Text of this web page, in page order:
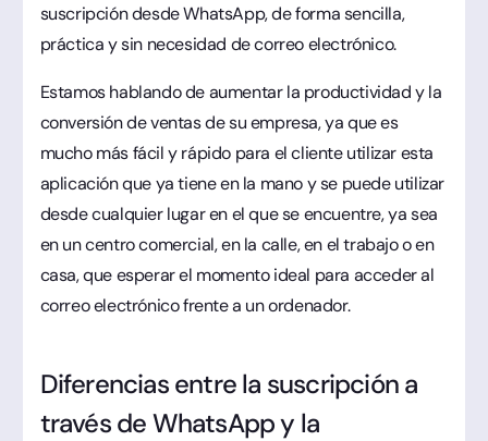
suscripción desde WhatsApp, de forma sencilla,
práctica y sin necesidad de correo electrónico.
Estamos hablando de aumentar la productividad y la
conversión de ventas de su empresa, ya que es
mucho más fácil y rápido para el cliente utilizar esta
aplicación que ya tiene en la mano y se puede utilizar
desde cualquier lugar en el que se encuentre, ya sea
en un centro comercial, en la calle, en el trabajo o en
casa, que esperar el momento ideal para acceder al
correo electrónico frente a un ordenador.
Diferencias entre la suscripción a
través de WhatsApp y la